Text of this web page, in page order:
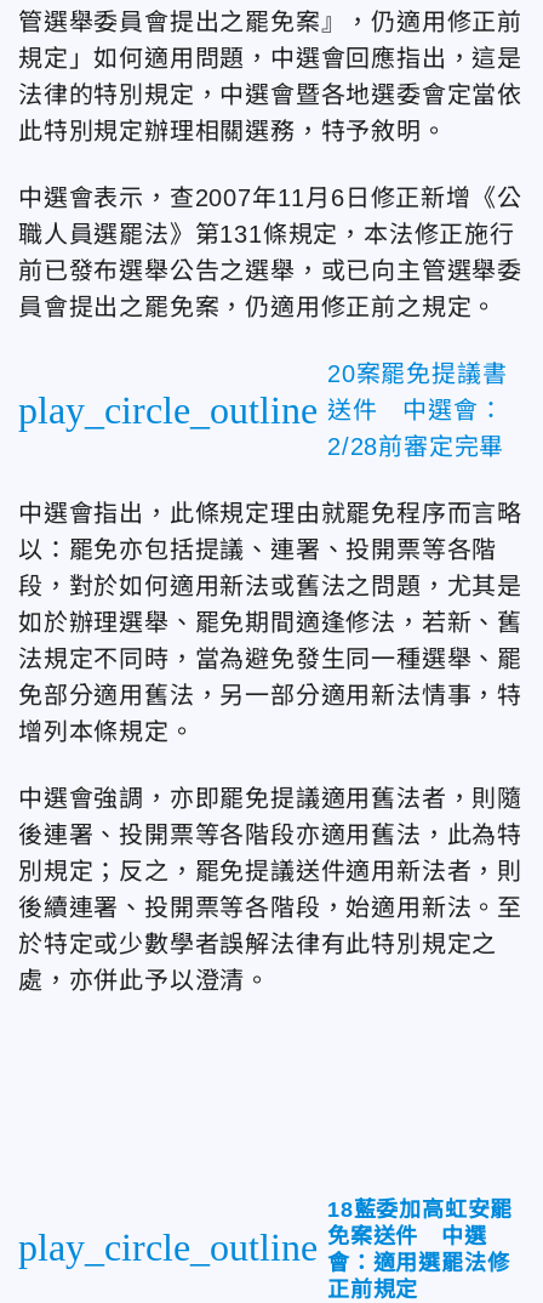
管選舉委員會提出之罷免案』，仍適用修正前
規定」如何適用問題，中選會回應指出，這是
法律的特別規定，中選會暨各地選委會定當依
此特別規定辦理相關選務，特予敘明。
中選會表示，查2007年11月6日修正新增《公
職人員選罷法》第131條規定，本法修正施行
前已發布選舉公告之選舉，或已向主管選舉委
員會提出之罷免案，仍適用修正前之規定。
play_circle_outline
20案罷免提議書
送件 中選會：
2/28前審定完畢
中選會指出，此條規定理由就罷免程序而言略
以：罷免亦包括提議、連署、投開票等各階
段，對於如何適用新法或舊法之問題，尤其是
如於辦理選舉、罷免期間適逢修法，若新、舊
法規定不同時，當為避免發生同一種選舉、罷
免部分適用舊法，另一部分適用新法情事，特
增列本條規定。
中選會強調，亦即罷免提議適用舊法者，則隨
後連署、投開票等各階段亦適用舊法，此為特
別規定；反之，罷免提議送件適用新法者，則
後續連署、投開票等各階段，始適用新法。至
於特定或少數學者誤解法律有此特別規定之
處，亦併此予以澄清。
play_circle_outline
18藍委加高虹安罷
免案送件 中選
會：適用選罷法修
正前規定